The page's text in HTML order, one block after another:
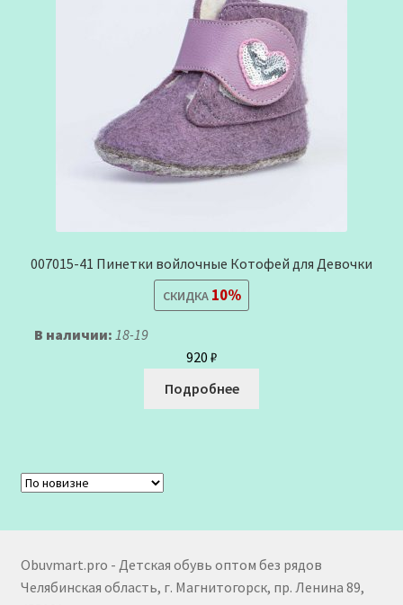
007015-41 Пинетки войлочные Котофей для Девочки
СКИДКА10%
В наличии: 18-19
920 ₽
Подробнее
Obuvmart.pro - Детская обувь оптом без рядов
Челябинская область, г. Магнитогорск, пр. Ленина 89,